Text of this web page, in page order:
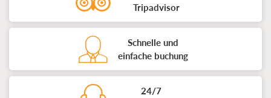
Tripadvisor
Schnelle und
einfache buchung
24/7